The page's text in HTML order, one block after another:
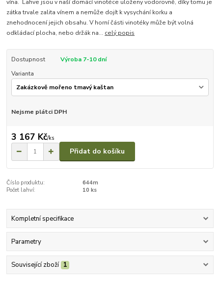
vína. Lahve jsou v naší domácí vinotéce uloženy vodorovně, díky tomu je
zátka trvale zalita vínem a nemůže dojít k vysychání korku a
znehodnocení jejich obsahu. V horní části vinotéky může být volná
odkládací plocha, nebo držák na... celý popis
Dostupnost
Výroba 7-10 dní
Varianta
Nejsme plátci DPH
3 167 Kč/ks
Přidat do košíku
Číslo produktu:
644m
Počet lahví:
10 ks
Kompletní specifikace
Parametry
Související zboží 1